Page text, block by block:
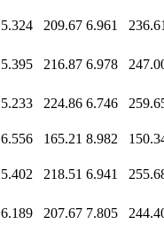
5.324 209.67 6.961 236.61
5.395 216.87 6.978
5.233 224.86 6.746
6.556 165.21 8.982
5.402 218.51 6.941
6.189 207.67 7.805